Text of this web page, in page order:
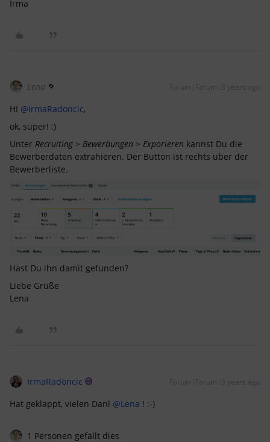
Irma
Lena Forum|Forum|3 years ago
HI @IrmaRadoncic,
ok, super! :)
Unter Recruiting > Bewerbungen > Exporieren kannst Du die
Bewerberdaten extrahieren. Der Button ist rechts über der
Bewerberliste.
Hast Du ihn damit gefunden?
Liebe Grüße
Lena
IrmaRadoncic Forum|Forum|3 years ago
Hat geklappt, vielen Danl @Lena ! :-)
1 Personen gefällt dies